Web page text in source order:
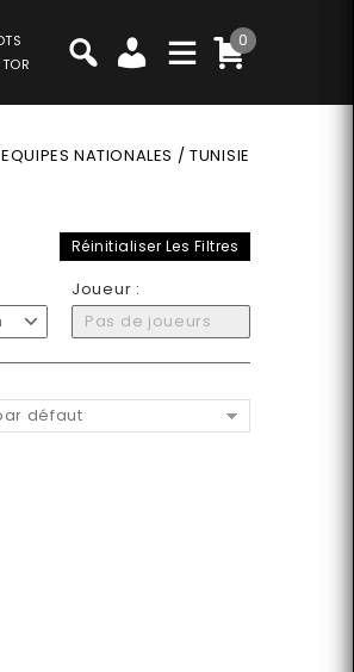
0
EQUIPES NATIONALES /TUNISIE
Réinitialiser Les Filtres
Joueur :
Pas de joueurs
défaut